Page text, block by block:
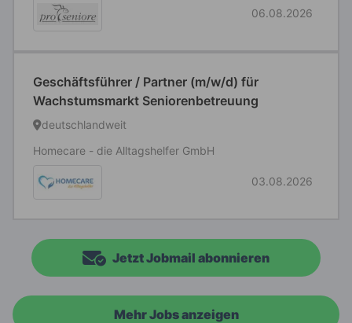
06.08.2026
Geschäftsführer / Partner (m/w/d) für
Wachstumsmarkt Seniorenbetreuung
deutschlandweit
Homecare - die Alltagshelfer GmbH
03.08.2026
Jetzt Jobmail abonnieren
Mehr Jobs anzeigen